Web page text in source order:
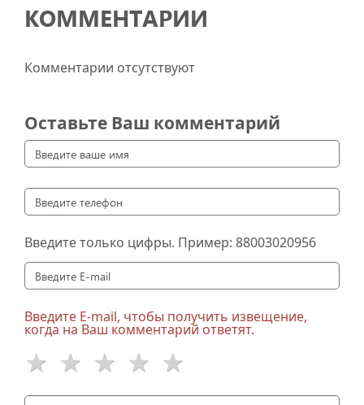
КОММЕНТАРИИ
Комментарии отсутствуют
Оставьте Ваш комментарий
Введите только цифры. Пример: 88003020956
Введите E-mail, чтобы получить извещение,
когда на Ваш комментарий ответят.